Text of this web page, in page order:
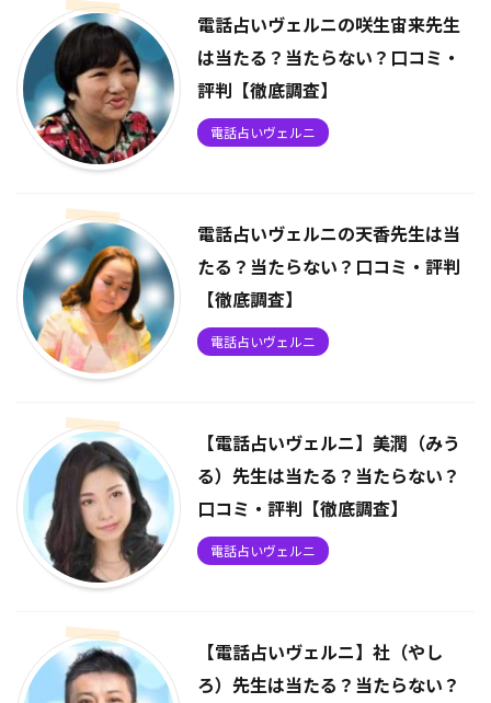
電話占いヴェルニの咲生宙来先生
は当たる？当たらない？口コミ・
評判【徹底調査】
電話占いヴェルニ
電話占いヴェルニの天香先生は当
たる？当たらない？口コミ・評判
【徹底調査】
電話占いヴェルニ
【電話占いヴェルニ】美潤（みう
る）先生は当たる？当たらない？
口コミ・評判【徹底調査】
電話占いヴェルニ
【電話占いヴェルニ】社（やし
ろ）先生は当たる？当たらない？